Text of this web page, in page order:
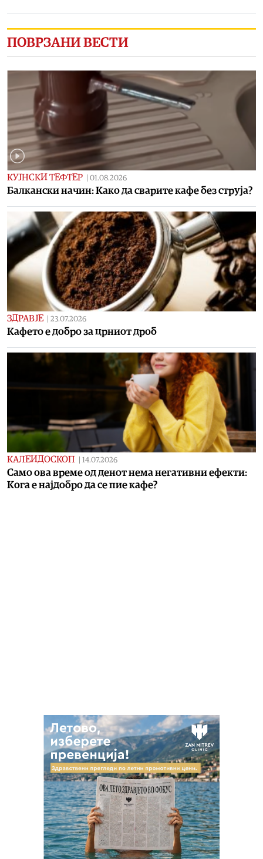
ПОВРЗАНИ ВЕСТИ
КУЈНСКИ ТЕФТЕР 01.08.2026
Балкански начин: Како да сварите кафе без струја?
ЗДРАВЈЕ 23.07.2026
Кафето е добро за црниот дроб
КАЛЕИДОСКОП 14.07.2026
Само ова време од денот нема негативни ефекти:
Кога е најдобро да се пие кафе?